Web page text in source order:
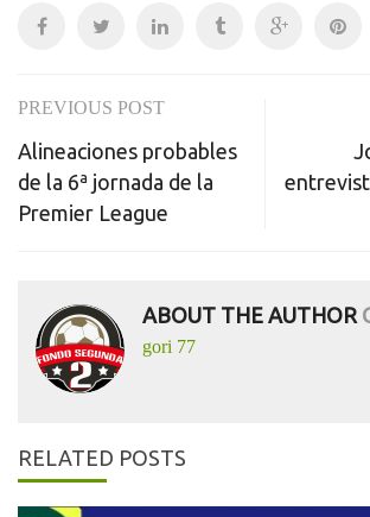
Post
navigation
PREVIOUS POST
Alineaciones probables
de la 6ª jornada de la
Premier League
ABOUT THE AUTHOR
gori 77
RELATED POSTS